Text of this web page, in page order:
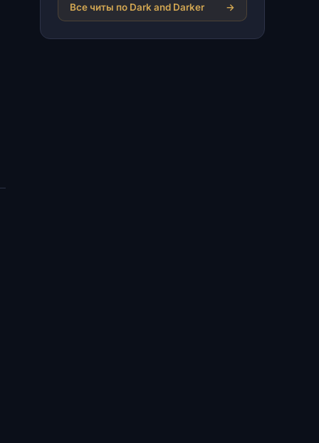
Все читы по Dark and Darker →